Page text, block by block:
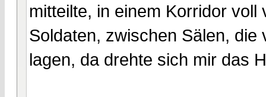
mitteilte, in einem Korridor
Soldaten, zwischen Sälen,
lagen, da drehte sich mir das